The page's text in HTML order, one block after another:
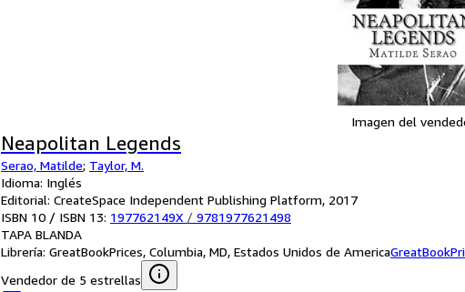
Imagen del
Neapolitan Legends
Serao, Matilde; Taylor, M.
Idioma: Inglés
Editorial: CreateSpace Independent Publishing Platform, 2017
ISBN 10 / ISBN 13: 197762149X / 9781977621498
TAPA BLANDA
Librería: GreatBookPrices, Columbia, MD, Estados Unidos de America
Vendedor de 5 estrellas